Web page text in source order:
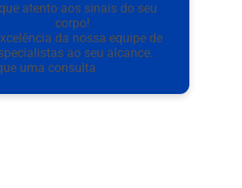
atento aos sinais do seu
corpo!
da nossa equipe de
ao seu alcance.
uma consulta